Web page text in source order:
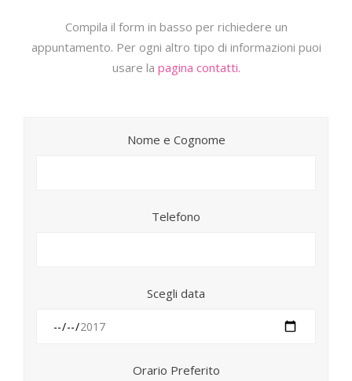
Compila il form in basso per richiedere un
appuntamento. Per ogni altro tipo di informazioni puoi
usare la pagina contatti.
Nome e Cognome
Telefono
Scegli data
Orario Preferito